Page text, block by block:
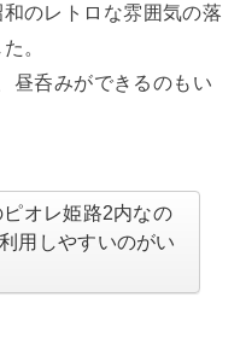
のレトロな雰囲気の落
。
昼呑みができるのもい
オレ姫路2内なの
用しやすいのがい